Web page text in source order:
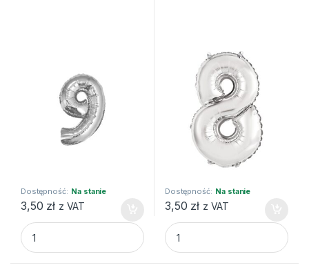
Dostępność: Na stanie
3,50 zł z VAT
Balon foliowy "Cyfra 9", srebrna, 35 cm quantity
Dostępność: Na stanie
3,50 zł z VAT
Balon foliowy "Cyfra 8",